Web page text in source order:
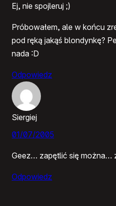
Ej, nie spojleruj ;)
Próbowałem, ale w końcu
pod ręką jakąś blondynkę?
nada :D
Odpowiedz
Siergiej
01/07/2005
Geez… zapętlić się można…
Odpowiedz